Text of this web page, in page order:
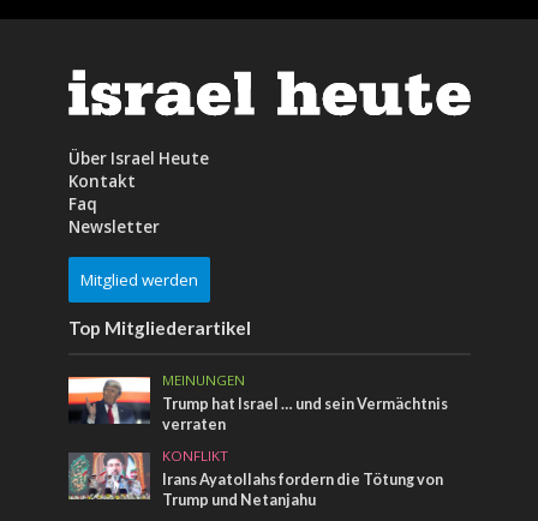
Über Israel Heute
Kontakt
Faq
Newsletter
Mitglied werden
Top Mitgliederartikel
MEINUNGEN
Trump hat Israel … und sein Vermächtnis
verraten
KONFLIKT
Irans Ayatollahs fordern die Tötung von
Trump und Netanjahu